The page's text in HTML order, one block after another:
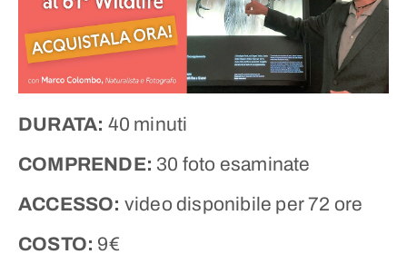
DURATA: 40 minuti
COMPRENDE: 30 foto esaminate
ACCESSO: video disponibile per 72 ore
COSTO: 9€